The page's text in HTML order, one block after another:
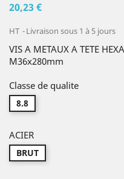
20,23 €
HT Livraison sous 1 à 5 jours
VIS A METAUX A TETE
M36x280mm
Classe de qualite
8.8
ACIER
BRUT